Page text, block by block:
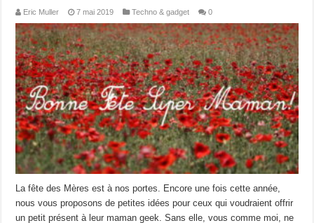
Eric Muller 7 mai 2019 Techno & gadget 0
La fête des Mères est à nos portes. Encore une fois cette année,
nous vous proposons de petites idées pour ceux qui voudraient offrir
un petit présent à leur maman geek. Sans elle, vous comme moi, ne